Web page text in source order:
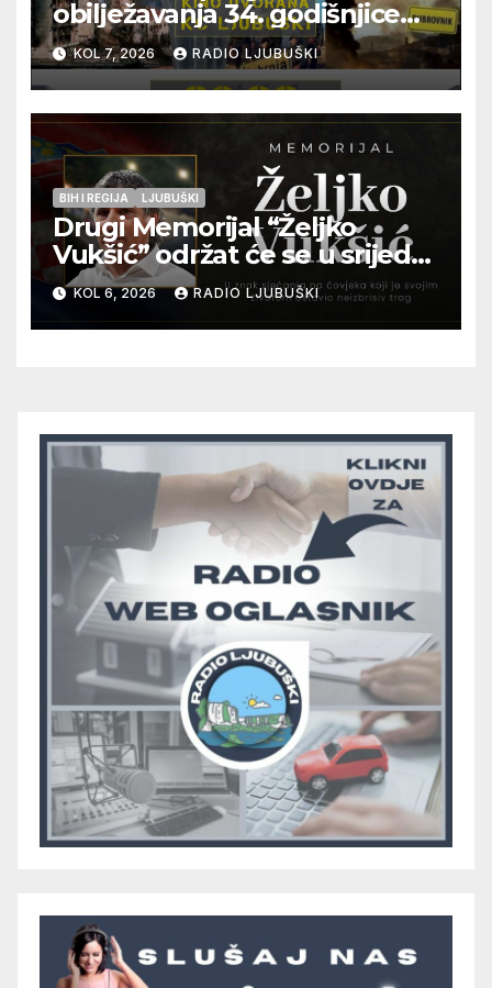
obilježavanja 34. godišnjice
pogibije generala Blaža
Kraljevića i osmorice
pripadnika HOS-a
KOL 7, 2026 RADIO LJUBUŠKI
BIH I REGIJA LJUBUŠKI
Drugi Memorijal “Željko
Vukšić” održat će se u srijedu
12. kolovoza u Otoku
KOL 6, 2026 RADIO LJUBUŠKI